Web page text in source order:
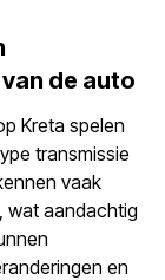
de auto
Kreta spelen
transmissie
vaak
wat aandachtig
en